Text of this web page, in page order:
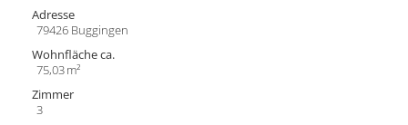
Adresse
79426 Buggingen
Wohnfläche ca.
75,03 m²
Zimmer
3